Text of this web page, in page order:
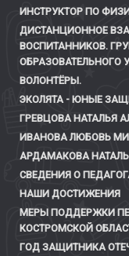
ИНСТРУКТОР ПО
ДИСТАНЦИОННОЕ
ВОСПИТАННИКОВ.
ОБРАЗОВАТЕЛЬНОГО
ВОЛОНТЁРЫ.
ЭКОЛЯТА - ЮНЫЕ
ГРЕВЦОВА НАТАЛЬЯ
ИВАНОВА ЛЮБОВЬ
АРДАМАКОВА
СВЕДЕНИЯ О
НАШИ ДОСТИЖЕНИЯ
МЕРЫ ПОДДЕРЖКИ
КОСТРОМСКОЙ
ГОД ЗАЩИТНИКА